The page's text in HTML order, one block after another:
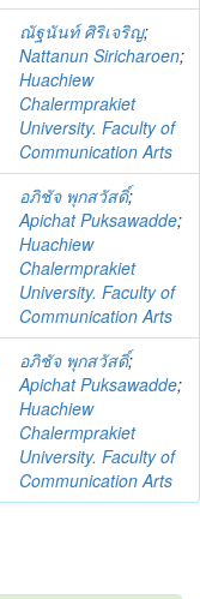
ณัฐนันท์ ศิริเจริญ;
Nattanun Siricharoen;
Huachiew
Chalermprakiet
University. Faculty of
Communication Arts
อภิชัจ พุกสวัสดิ์;
Apichat Puksawadde;
Huachiew
Chalermprakiet
University. Faculty of
Communication Arts
อภิชัจ พุกสวัสดิ์;
Apichat Puksawadde;
Huachiew
Chalermprakiet
University. Faculty of
Communication Arts